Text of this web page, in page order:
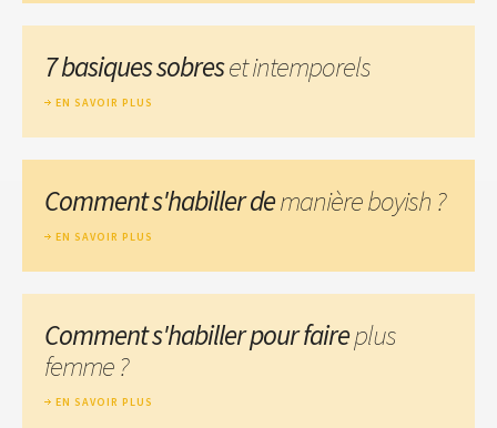
7 basiques sobreset intemporels
EN SAVOIR PLUS
Comment s'habiller demanière boyish ?
EN SAVOIR PLUS
Comment s'habiller pour faireplus
femme ?
EN SAVOIR PLUS